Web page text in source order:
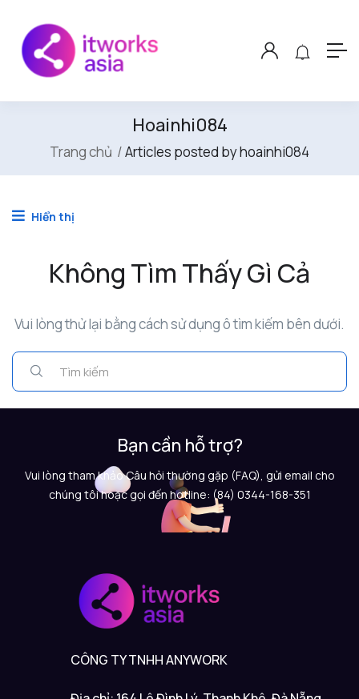
Hoainhi084
Trang chủ Articles posted by hoainhi084
Hiển thị
Không Tìm Thấy Gì Cả
Vui lòng thử lại bằng cách sử dụng ô tìm kiếm bên dưới.
Bạn cần hỗ trợ?
Vui lòng tham khảo Câu hỏi thường gặp (FAQ), gửi email cho
chúng tôi hoặc gọi đến hotline: (84) 0344-168-351
CÔNG TY TNHH ANYWORK